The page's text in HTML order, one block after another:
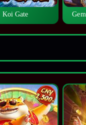
Koi Gate